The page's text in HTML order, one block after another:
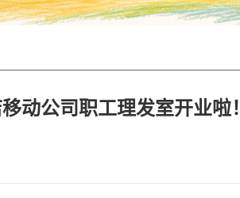
动公司职工理发室开业啦！